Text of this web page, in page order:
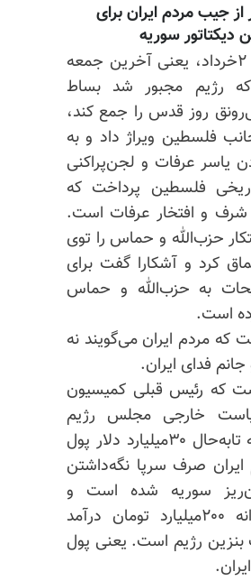
از جیب مردم ایران برای
دیکتاتور سوریه
در روز جمعه ۲خرداد، یعنی آخرین جمعه
رژیم مجبور شد بساط
روز قدس را جمع کند،
فلسطین ویراژ داد و به
یاسر عرفات و لجن‌پراکنی
فلسطین پرداخت که
شرف و افتخار عرفات است.
حزب‌الله و حماس را توی
کرد و آشکارا گفت برای
به حزب‌الله و حماس
است.
که مردم ایران می‌گویند نه
جانم فدای ایران.
که رئیس قبلی کمیسیون
خارجی مجلس رژیم
اعتراف کرد که تابه‌حال ۳۰میلیارد دلار پول
صرف سرپا نگه‌داشتن
سوریه شده است و
هم‌چنین روزانه ۲۰۰میلیارد تومان درآمد
رژیم است. یعنی پول